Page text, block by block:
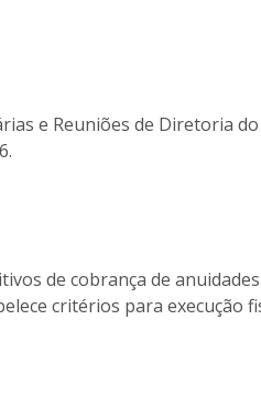
e Reuniões de Diretoria
de cobrança de
critérios para execução